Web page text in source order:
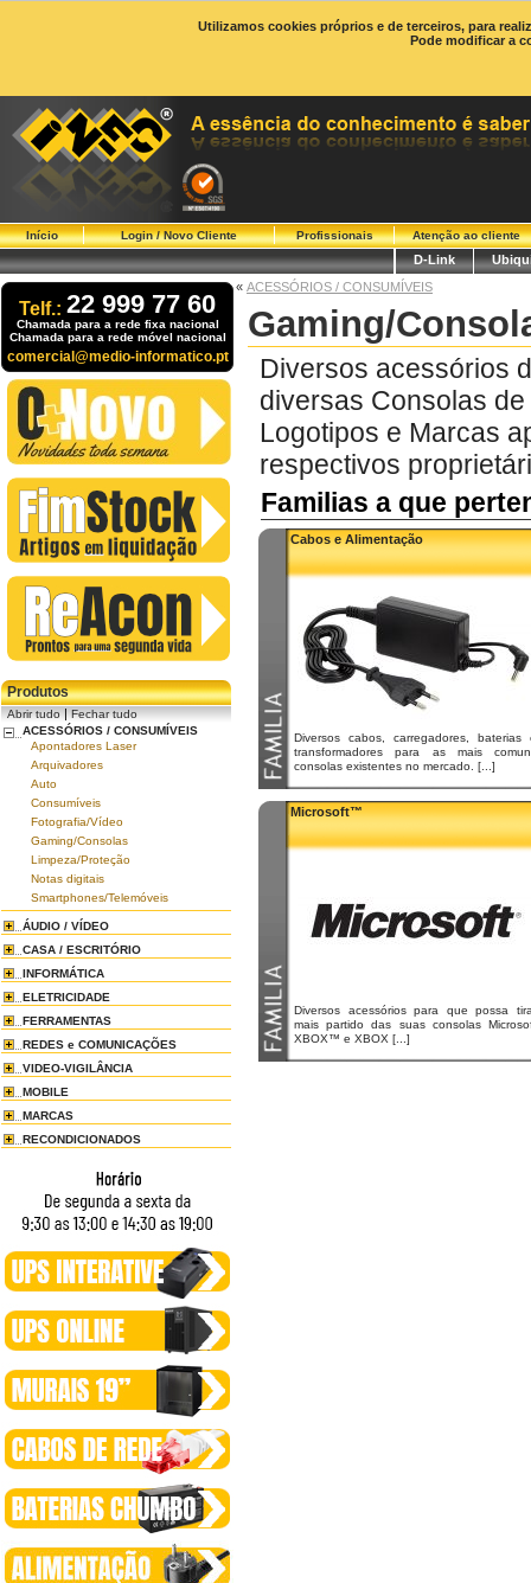
Utilizamos cookies próprios e de terceiros, para
Pode modificar a
Início Login / Novo Cliente Profissionais Atenção ao cliente
D-Link
Telf.: 22 999 77 60
Chamada para a rede fixa nacional
Chamada para a rede móvel nacional
comercial@medio-informatico.pt
Produtos
Abrir tudo|Fechar tudo
ACESSÓRIOS / CONSUMÍVEIS
Apontadores Laser
Arquivadores
Auto
Consumíveis
Fotografia/Vídeo
Gaming/Consolas
Limpeza/Proteção
Notas digitais
Smartphones/Telemóveis
ÁUDIO / VÍDEO
CASA / ESCRITÓRIO
INFORMÁTICA
ELETRICIDADE
FERRAMENTAS
REDES e COMUNICAÇÕES
VIDEO-VIGILÂNCIA
MOBILE
MARCAS
RECONDICIONADOS
« ACESSÓRIOS / CONSUMÍVEIS
Gaming/
Diversos acessórios
diversas Consolas
Logotipos e Marcas
respectivos
Familias a que
Cabos e Alimentação
Diversos cabos, carregadores, baterias
transformadores para as mais
consolas existentes no mercado. [...]
Microsoft™
Diversos acessórios para que possa
mais partido das suas consolas
XBOX™ e XBOX [...]